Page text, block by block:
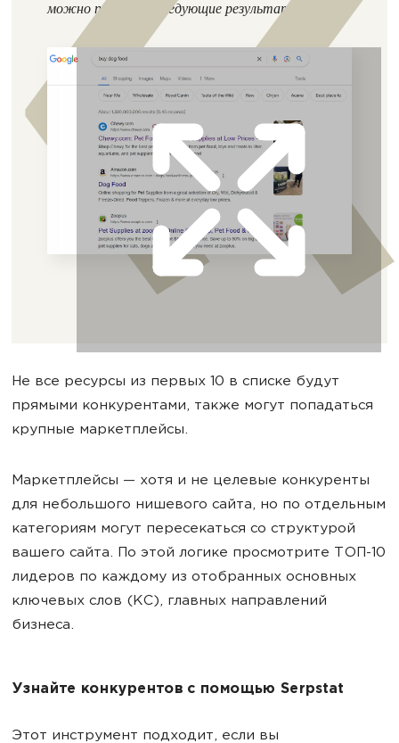
можно получить следующие результаты:
Не все ресурсы из первых 10 в списке будут
прямыми конкурентами, также могут попадаться
крупные маркетплейсы.
Маркетплейсы — хотя и не целевые конкуренты
для небольшого нишевого сайта, но по отдельным
категориям могут пересекаться со структурой
вашего сайта. По этой логике просмотрите ТОП-10
лидеров по каждому из отобранных основных
ключевых слов (КС), главных направлений
бизнеса.
Узнайте конкурентов с помощью Serpstat
Этот инструмент подходит, если вы